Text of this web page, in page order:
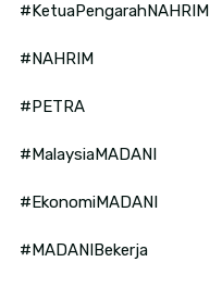
#KetuaPengarahNAHRIM
#NAHRIM
#PETRA
#MalaysiaMADANI
#EkonomiMADANI
#MADANIBekerja